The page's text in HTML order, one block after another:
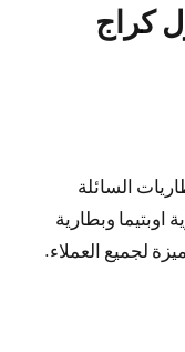
كراج
السائلة
اوبتيما وبطارية
لجميع العملاء.